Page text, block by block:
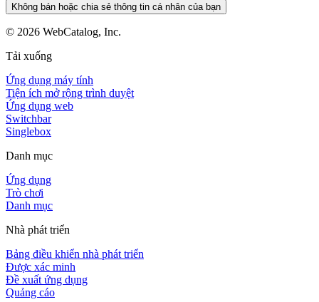
Không bán hoặc chia sẻ thông tin cá nhân của bạn
© 2026 WebCatalog, Inc.
Tải xuống
Ứng dụng máy tính
Tiện ích mở rộng trình duyệt
Ứng dụng web
Switchbar
Singlebox
Danh mục
Ứng dụng
Trò chơi
Danh mục
Nhà phát triển
Bảng điều khiển nhà phát triển
Được xác minh
Đề xuất ứng dụng
Quảng cáo